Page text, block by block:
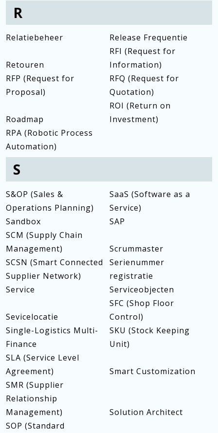
R
Relatiebeheer Release Frequentie
Retouren
RFI (Request for
Information)
RFP (Request for
Proposal)
RFQ (Request for
Quotation)
Roadmap
ROI (Return on
Investment)
RPA (Robotic Process
Automation)
S
S&OP (Sales &
Operations Planning)
SaaS (Software as a
Service)
Sandbox
SAP
SCM (Supply Chain
Management)
Scrummaster
SCSN (Smart Connected
Supplier Network)
Serienummer
registratie
Service
Serviceobjecten
Sevicelocatie
SFC (Shop Floor
Control)
Single-Logistics Multi-
Finance
SKU (Stock Keeping
Unit)
SLA (Service Level
Agreement)
Smart Customization
SMR (Supplier
Relationship
Management)
Solution Architect
SOP (Standard